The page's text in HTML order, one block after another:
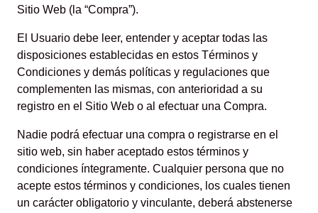
Sitio Web (la “Compra”).
El Usuario debe leer, entender y aceptar todas las
disposiciones establecidas en estos Términos y
Condiciones y demás políticas y regulaciones que
complementen las mismas, con anterioridad a su
registro en el Sitio Web o al efectuar una Compra.
Nadie podrá efectuar una compra o registrarse en el
sitio web, sin haber aceptado estos términos y
condiciones íntegramente. Cualquier persona que no
acepte estos términos y condiciones, los cuales tienen
un carácter obligatorio y vinculante, deberá abstenerse